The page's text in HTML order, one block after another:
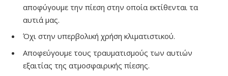
αποφύγουμε την πίεση στην οποία εκτίθενται τα
αυτιά μας.
Όχι στην υπερβολική χρήση κλιματιστικού.
Αποφεύγουμε τους τραυματισμούς των αυτιών
εξαιτίας της ατμοσφαιρικής πίεσης.